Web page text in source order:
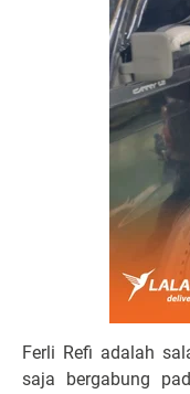
Ferli Refi adalah
saja bergabung